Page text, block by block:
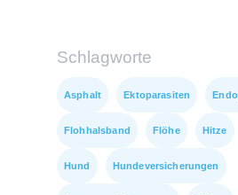
Schlagworte
Asphalt Ektoparasiten
Flohhalsband Flöhe Hitze
Hund Hundeversicherungen